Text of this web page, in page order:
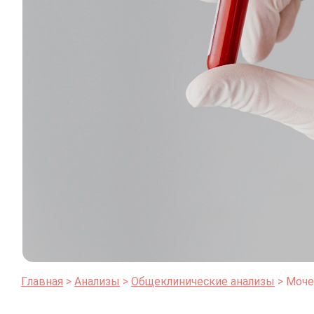
Главная Анализы Общеклинические анализы